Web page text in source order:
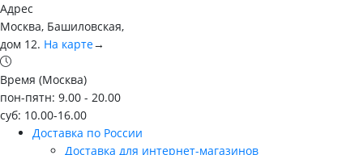
Адрес
Москва, Башиловская,
дом 12. На карте→
Время (Москва)
пон-пятн: 9.00 - 20.00
суб: 10.00-16.00
Доставка по России
Доставка для интернет-магазинов